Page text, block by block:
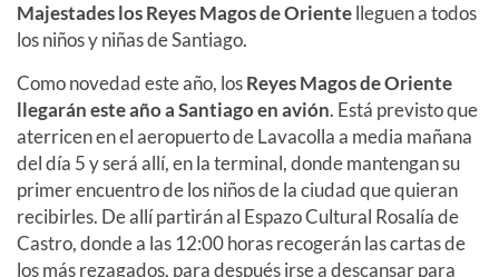
Majestades los Reyes Magos de Orientelleguen a todos
los niños y niñas de Santiago.
Como novedad este año, losReyes Magos de Oriente
llegarán este año a Santiago en avión. Está previsto que
aterricen en el aeropuerto de Lavacolla a media mañana
del día 5 y será allí, en la terminal, donde mantengan su
primer encuentro de los niños de la ciudad que quieran
recibirles. De allí partirán al Espazo Cultural Rosalía de
Castro, donde a las 12:00 horas recogerán las cartas de
los más rezagados, para después irse a descansar para